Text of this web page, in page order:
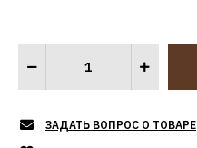
ЗАДАТЬ ВОПРОС О ТОВАРЕ